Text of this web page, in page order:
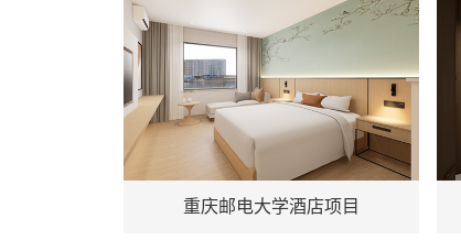
地址：重庆重庆邮电大学酒店项目